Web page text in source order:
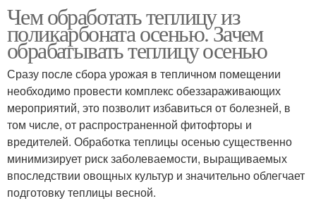
Чем обработать теплицу из
поликарбоната осенью. Зачем
обрабатывать теплицу осенью
Сразу после сбора урожая в тепличном помещении
необходимо провести комплекс обеззараживающих
мероприятий, это позволит избавиться от болезней, в
том числе, от распространенной фитофторы и
вредителей. Обработка теплицы осенью существенно
минимизирует риск заболеваемости, выращиваемых
впоследствии овощных культур и значительно облегчает
подготовку теплицы весной.